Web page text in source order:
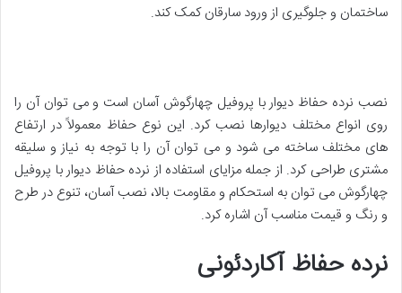
ساختمان و جلوگیری از ورود سارقان کمک کند.
نصب نرده حفاظ دیوار با پروفیل چهارگوش آسان است و می توان آن را
روی انواع مختلف دیوارها نصب کرد. این نوع حفاظ معمولاً در ارتفاع
های مختلف ساخته می شود و می توان آن را با توجه به نیاز و سلیقه
مشتری طراحی کرد. از جمله مزایای استفاده از نرده حفاظ دیوار با پروفیل
چهارگوش می توان به استحکام و مقاومت بالا، نصب آسان، تنوع در طرح
و رنگ و قیمت مناسب آن اشاره کرد.
نرده حفاظ آکاردئونی